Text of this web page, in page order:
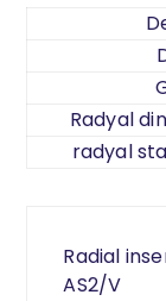
Radyal
radyal
Radial
AS2/V